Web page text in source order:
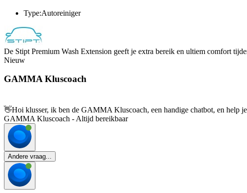
Type:Autoreiniger
De Stipt Premium Wash Extension geeft je extra bereik en ultiem comfort
Nieuw
GAMMA Kluscoach
👋Hoi klusser, ik ben de GAMMA Kluscoach, een handige chatbot, en help
GAMMA Kluscoach - Altijd bereikbaar
Andere vraag...